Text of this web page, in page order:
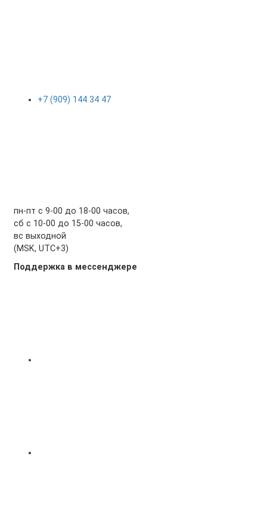
+7 (909) 144 34 47
пн-пт с 9-00 до 18-00 часов,
сб с 10-00 до 15-00 часов,
вс выходной
(MSK, UTC+3)
Поддержка в мессенджере